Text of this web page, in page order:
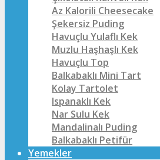
Az Kalorili Cheesecake
Şekersiz Puding
Havuçlu Yulaflı Kek
Muzlu Haşhaşlı Kek
Havuçlu Top
Balkabaklı Mini Tart
Kolay Tartolet
Ispanaklı Kek
Nar Sulu Kek
Mandalinalı Puding
Balkabaklı Petifür
Yemekler